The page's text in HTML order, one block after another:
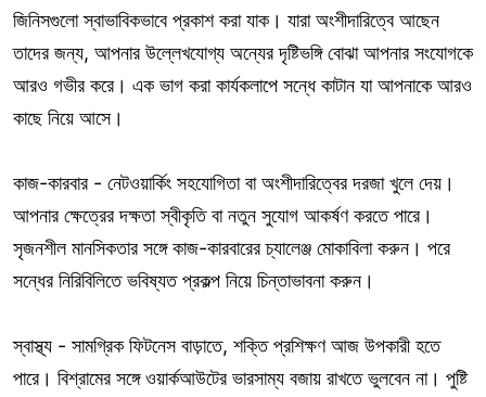
জিনিসগুলো স্বাভাবিকভাবে প্রকাশ করা যাক। যারা অংশীদারিত্বে আছেন
তাদের জন্য, আপনার উল্লেখযোগ্য অন্যের দৃষ্টিভঙ্গি বোঝা আপনার সংযোগকে
আরও গভীর করে। এক ভাগ করা কার্যকলাপে সন্ধে কাটান যা আপনাকে আরও
কাছে নিয়ে আসে।
কাজ-কারবার - নেটওয়ার্কিং সহযোগিতা বা অংশীদারিত্বের দরজা খুলে দেয়।
আপনার ক্ষেত্রের দক্ষতা স্বীকৃতি বা নতুন সুযোগ আকর্ষণ করতে পারে।
সৃজনশীল মানসিকতার সঙ্গে কাজ-কারবারের চ্যালেঞ্জ মোকাবিলা করুন। পরে
সন্ধের নিরিবিলিতে ভবিষ্যত প্রকল্প নিয়ে চিন্তাভাবনা করুন।
স্বাস্থ্য - সামগ্রিক ফিটনেস বাড়াতে, শক্তি প্রশিক্ষণ আজ উপকারী হতে
পারে। বিশ্রামের সঙ্গে ওয়ার্কআউটের ভারসাম্য বজায় রাখতে ভুলবেন না। পুষ্টি